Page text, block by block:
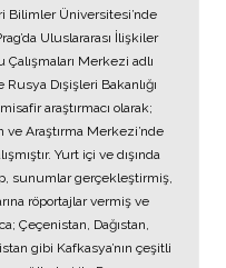
Bilimler Üniversitesi’nde
Uluslararası İlişkiler
Çalışmaları Merkezi adlı
Dışişleri Bakanlığı
araştırmacı olarak;
ve Araştırma Merkezi’nde
Yurt içi ve dışında
sunumlar gerçekleştirmiş,
röportajlar vermiş ve
Çeçenistan, Dağıstan,
gibi Kafkasya’nın çeşitli